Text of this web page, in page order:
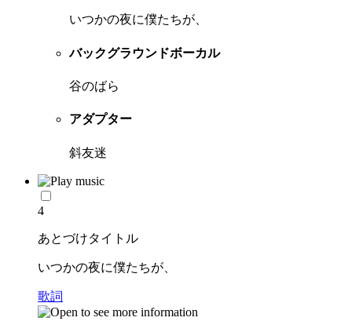
いつかの夜に僕たちが、
バックグラウンドボーカル
谷のばら
アダプター
斜友迷
4
あとづけタイトル
いつかの夜に僕たちが、
歌詞